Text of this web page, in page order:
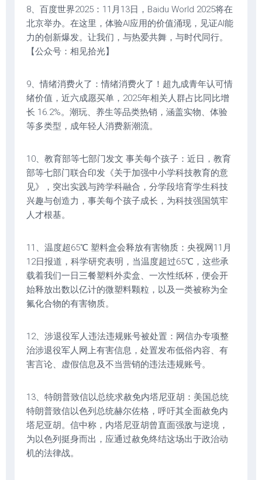
8、百度世界2025：11月13日，Baidu World 2025将在
北京举办。在这里，体验AI应用的价值涌现，见证AI能
力的创新爆发。让我们，与热爱共舞，与时代同行。
【公众号：相见拾光】
9、情绪消费火了：情绪消费火了！超九成青年认可情
绪价值，近六成愿买单，2025年相关人群占比同比增
长 16.2%。潮玩、养生等品类热销，涵盖实物、体验
等多类型，成年轻人消费新潮流。
10、教育部等七部门发文 事关每个孩子：近日，教育
部等七部门联合印发《关于加强中小学科技教育的意
见》，突出实践与跨学科融合，分学段培育学生科技
兴趣与创造力，事关每个孩子成长，为科技强国筑牢
人才根基。
11、温度超65℃ 塑料盒会释放有害物质：央视网11月
12日报道，科学研究表明，当温度超过65℃，这些承
载着我们一日三餐塑料外卖盒、一次性纸杯，便会开
始释放出数以亿计的微塑料颗粒，以及一类被称为全
氟化合物的有害物质。
12、涉退役军人违法违规账号被处置：网信办专项整
治涉退役军人网上有害信息，处置发布低俗内容、有
害言论、虚假信息及不当营销的违法违规账号。
13、特朗普致信以总统求赦免内塔尼亚胡：美国总统
特朗普致信以色列总统赫尔佐格，呼吁其全面赦免内
塔尼亚胡。信中称，内塔尼亚胡曾直面强敌与逆境，
为以色列挺身而出，应通过赦免终结这场出于政治动
机的法律战。